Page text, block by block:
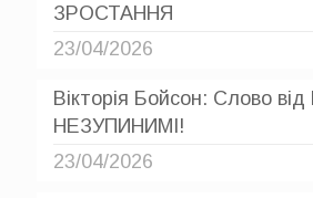
ЗРОСТАННЯ
23/04/2026
Вікторія Бойсон: Слово від
НЕЗУПИНИМІ!
23/04/2026